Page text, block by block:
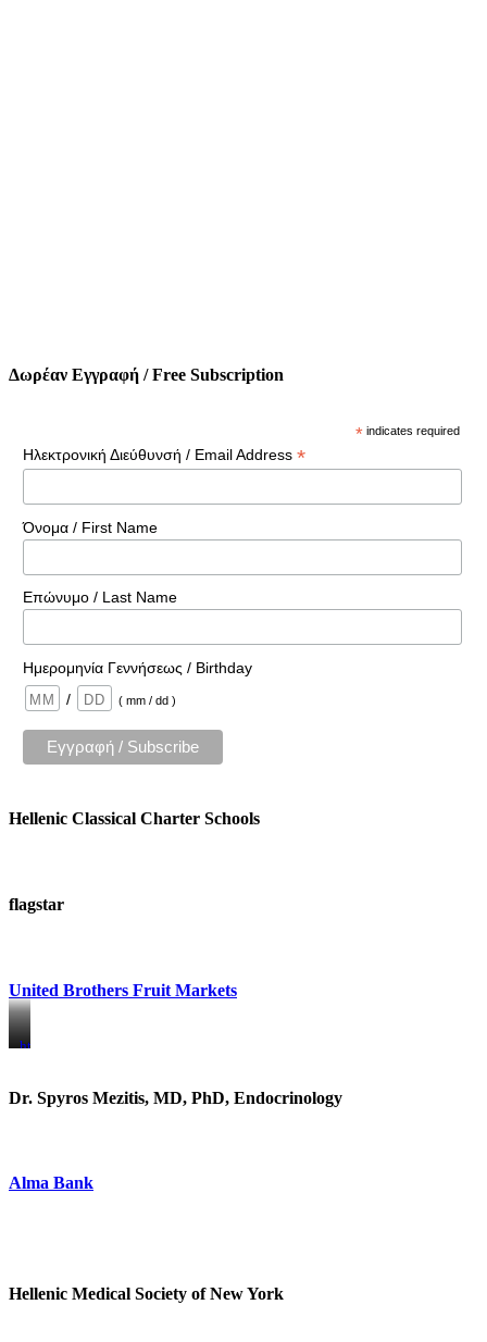
Δωρέαν Εγγραφή / Free Subscription
* indicates required
Ηλεκτρονική Διεύθυνσή / Email Address *
Όνομα / First Name
Επώνυμο / Last Name
Ημερομηνία Γεννήσεως / Birthday
/
( mm / dd )
Hellenic Classical Charter Schools
flagstar
United Brothers Fruit Markets
https://www.unitedbrothersfruitmarkets.com/
https://www.unitedbrothersfruitmarkets.com/
Dr. Spyros Mezitis, MD, PhD, Endocrinology
Alma Bank
Hellenic Medical Society of New York